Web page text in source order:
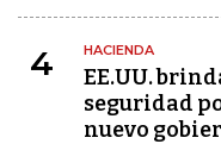
4 HACIENDA
EE.UU.
seguridad
nuevo